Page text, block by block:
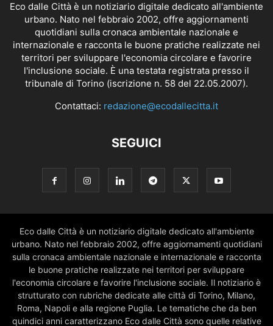
Eco dalle Città è un notiziario digitale dedicato all'ambiente
urbano. Nato nel febbraio 2002, offre aggiornamenti
quotidiani sulla cronaca ambientale nazionale e
internazionale e racconta le buone pratiche realizzate nei
territori per sviluppare l'economia circolare e favorire
l'inclusione sociale. È una testata registrata presso il
tribunale di Torino (iscrizione n. 58 del 22.05.2007).
Contattaci: redazione@ecodallecitta.it
SEGUICI
Eco dalle Città è un notiziario digitale dedicato all'ambiente
urbano. Nato nel febbraio 2002, offre aggiornamenti quotidiani
sulla cronaca ambientale nazionale e internazionale e racconta
le buone pratiche realizzate nei territori per sviluppare
l'economia circolare e favorire l'inclusione sociale. Il notiziario è
strutturato con rubriche dedicate alle città di Torino, Milano,
Roma, Napoli e alla regione Puglia. Le tematiche che da ben
quindici anni caratterizzano Eco dalle Città sono quelle relative